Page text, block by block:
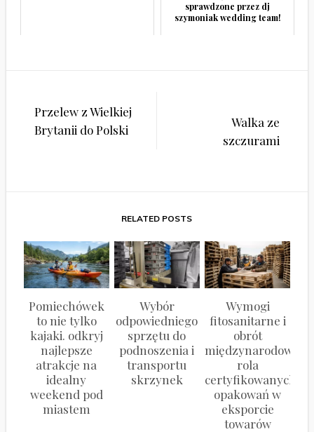
sprawdzone przez dj
szymoniak wedding team!
Nawigacja
wpisu
Przelew z Wielkiej
Brytanii do Polski
Walka ze
szczurami
RELATED POSTS
Pomiechówek
to nie tylko
kajaki. odkryj
najlepsze
atrakcje na
idealny
weekend pod
miastem
Wybór
odpowiedniego
sprzętu do
podnoszenia i
transportu
skrzynek
Wymogi
fitosanitarne i
obrót
międzynarodowy:
rola
certyfikowanych
opakowań w
eksporcie
towarów